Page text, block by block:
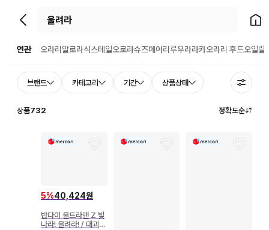
뒤로가기 홈으
연관 오라리 알로라식스테일오로라슈즈페어리루우라라카오라리 후드오일릴
브랜드 카테고리 기간 상품상태
상품732 정확도순
5%40,424원
반다이 울트라맨 Z 빛
나라! 울려라! / 대괴수